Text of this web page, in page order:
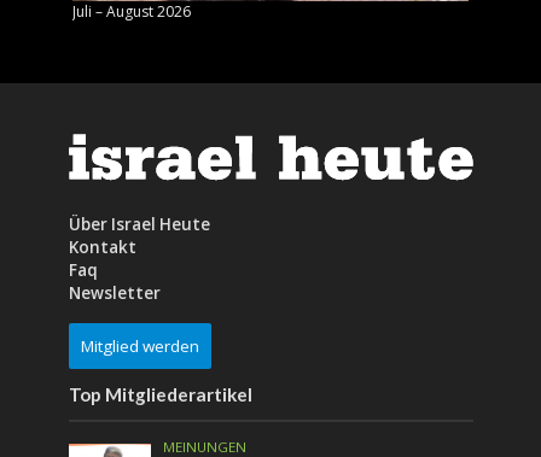
Juli – August 2026
Über Israel Heute
Kontakt
Faq
Newsletter
Mitglied werden
Top Mitgliederartikel
MEINUNGEN